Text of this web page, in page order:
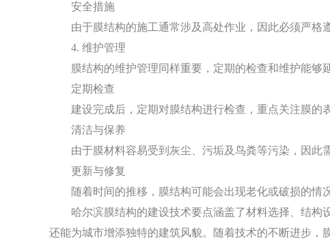
安全措施
由于膜结构的施工通常涉及高处作业，因此必须严格
4. 维护管理
膜结构的维护管理同样重要，定期的检查和维护能够
定期检查
建设完成后，定期对膜结构进行检查，重点关注膜的
清洁与保养
由于膜材料容易受到灰尘、污垢及鸟粪等污染，因此
更新与修复
随着时间的推移，膜结构可能会出现老化或破损的情
哈尔滨膜结构的建设技术要点涵盖了材料选择、结构
还能为城市增添独特的建筑风貌。随着技术的不断进步，